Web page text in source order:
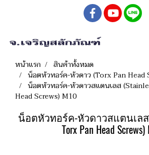
หน้าแรก
สินค้าทั้งหมด
น็อตหัวทอร์ค-หัวดาว (Torx Pan Head
น็อตหัวทอร์ค-หัวดาวสแตนเลส
Head Screws) M10
น็อตหัวทอร์ค-หัวดาวสแตนเลส
Torx Pan Head Screws)